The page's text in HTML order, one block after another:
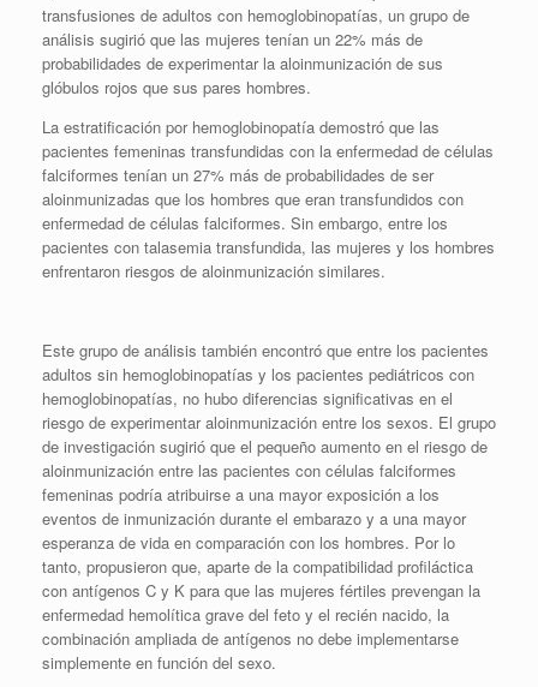
transfusiones de adultos con hemoglobinopatías, un grupo de
análisis sugirió que las mujeres tenían un 22% más de
probabilidades de experimentar la aloinmunización de sus
glóbulos rojos que sus pares hombres.
La estratificación por hemoglobinopatía demostró que las
pacientes femeninas transfundidas con la enfermedad de células
falciformes tenían un 27% más de probabilidades de ser
aloinmunizadas que los hombres que eran transfundidos con
enfermedad de células falciformes. Sin embargo, entre los
pacientes con talasemia transfundida, las mujeres y los hombres
enfrentaron riesgos de aloinmunización similares.
Este grupo de análisis también encontró que entre los pacientes
adultos sin hemoglobinopatías y los pacientes pediátricos con
hemoglobinopatías, no hubo diferencias significativas en el
riesgo de experimentar aloinmunización entre los sexos. El grupo
de investigación sugirió que el pequeño aumento en el riesgo de
aloinmunización entre las pacientes con células falciformes
femeninas podría atribuirse a una mayor exposición a los
eventos de inmunización durante el embarazo y a una mayor
esperanza de vida en comparación con los hombres. Por lo
tanto, propusieron que, aparte de la compatibilidad profiláctica
con antígenos C y K para que las mujeres fértiles prevengan la
enfermedad hemolítica grave del feto y el recién nacido, la
combinación ampliada de antígenos no debe implementarse
simplemente en función del sexo.